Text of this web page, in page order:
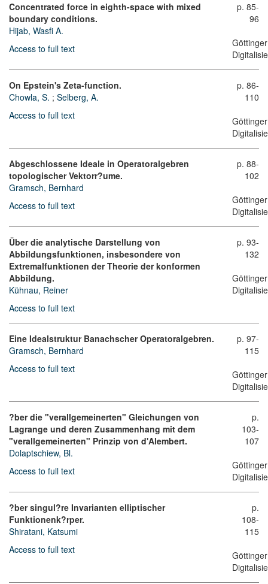
Concentrated force in eighth-space with mixed
boundary conditions.
Hijab, Wasfi A.
Access to full text
p. 85-
96
Göttinger
On Epstein's Zeta-function.
Chowla, S. ; Selberg, A.
Access to full text
p. 86-
110
Göttinger
Abgeschlossene Ideale in Operatoralgebren
topologischer Vektorr?ume.
Gramsch, Bernhard
Access to full text
p. 88-
102
Göttinger
Über die analytische Darstellung von
Abbildungsfunktionen, insbesondere von
Extremalfunktionen der Theorie der konformen
Abbildung.
Kühnau, Reiner
Access to full text
p. 93-
132
Göttinger
Eine Idealstruktur Banachscher Operatoralgebren.
Gramsch, Bernhard
Access to full text
p. 97-
115
Göttinger
?ber die "verallgemeinerten" Gleichungen von
Lagrange und deren Zusammenhang mit dem
"verallgemeinerten" Prinzip von d'Alembert.
Dolaptschiew, Bl.
Access to full text
p.
103-
107
Göttinger
?ber singul?re Invarianten elliptischer
Funktionenk?rper.
Shiratani, Katsumi
Access to full text
p.
108-
115
Göttinger